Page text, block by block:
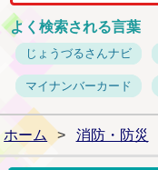
よく検索される言葉
じょうづるさんナビ
マイナンバーカード
ホーム > 消防・防災